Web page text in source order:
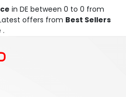
in DE between 0 to 0 from
offers from Best Sellers
.